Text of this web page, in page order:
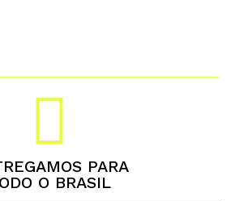
PARA
O BRASIL